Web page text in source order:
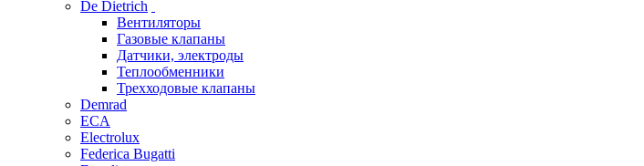
De Dietrich
Вентиляторы
Газовые клапаны
Датчики, электроды
Теплообменники
Трехходовые клапаны
Demrad
ECA
Electrolux
Federica Bugatti